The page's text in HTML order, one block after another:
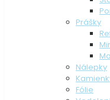
Prášky
Nálepky
Fólie